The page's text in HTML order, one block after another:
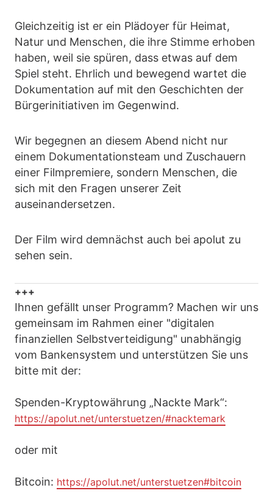
Gleichzeitig ist er ein Plädoyer für Heimat,
Natur und Menschen, die ihre Stimme erhoben
haben, weil sie spüren, dass etwas auf dem
Spiel steht. Ehrlich und bewegend wartet die
Dokumentation auf mit den Geschichten der
Bürgerinitiativen im Gegenwind.
Wir begegnen an diesem Abend nicht nur
einem Dokumentationsteam und Zuschauern
einer Filmpremiere, sondern Menschen, die
sich mit den Fragen unserer Zeit
auseinandersetzen.
Der Film wird demnächst auch bei apolut zu
sehen sein.
+++
Ihnen gefällt unser Programm? Machen wir uns
gemeinsam im Rahmen einer "digitalen
finanziellen Selbstverteidigung" unabhängig
vom Bankensystem und unterstützen Sie uns
bitte mit der:
Spenden-Kryptowährung „Nackte Mark“:
https://apolut.net/unterstuetzen/#nacktemark
oder mit
Bitcoin: https://apolut.net/unterstuetzen#bitcoin